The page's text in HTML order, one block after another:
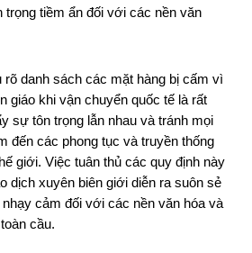
trọng tiềm ẩn đối với các nền văn
rõ danh sách các mặt hàng bị cấm vì
giáo khi vận chuyển quốc tế là rất
sự tôn trọng lẫn nhau và tránh mọi
đến các phong tục và truyền thống
giới. Việc tuân thủ các quy định này
dịch xuyên biên giới diễn ra suôn sẻ
cảm đối với các nền văn hóa và
cầu.